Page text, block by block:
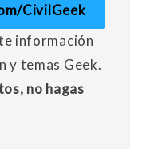
CivilGeek
información
y temas Geek.
no hagas